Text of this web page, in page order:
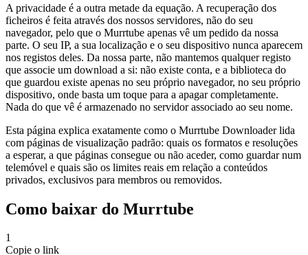
A privacidade é a outra metade da equação. A recuperação dos
ficheiros é feita através dos nossos servidores, não do seu
navegador, pelo que o Murrtube apenas vê um pedido da nossa
parte. O seu IP, a sua localização e o seu dispositivo nunca aparecem
nos registos deles. Da nossa parte, não mantemos qualquer registo
que associe um download a si: não existe conta, e a biblioteca do
que guardou existe apenas no seu próprio navegador, no seu próprio
dispositivo, onde basta um toque para a apagar completamente.
Nada do que vê é armazenado no servidor associado ao seu nome.
Esta página explica exatamente como o Murrtube Downloader lida
com páginas de visualização padrão: quais os formatos e resoluções
a esperar, a que páginas consegue ou não aceder, como guardar num
telemóvel e quais são os limites reais em relação a conteúdos
privados, exclusivos para membros ou removidos.
Como baixar do Murrtube
1
Copie o link